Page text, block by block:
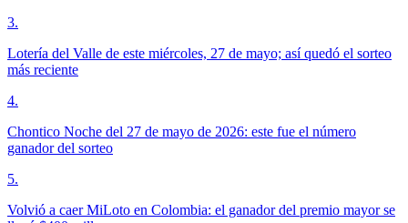
3.
Lotería del Valle de este miércoles, 27 de mayo; así quedó el sorteo
más reciente
4.
Chontico Noche del 27 de mayo de 2026: este fue el número
ganador del sorteo
5.
Volvió a caer MiLoto en Colombia: el ganador del premio mayor se